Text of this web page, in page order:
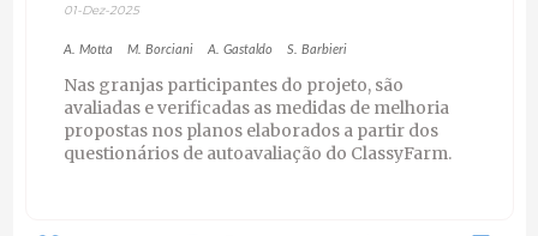
01-Dez-2025
A. Motta M. Borciani A. Gastaldo S. Barbieri
Nas granjas participantes do projeto, são
avaliadas e verificadas as medidas de melhoria
propostas nos planos elaborados a partir dos
questionários de autoavaliação do ClassyFarm.